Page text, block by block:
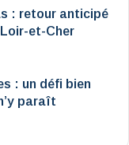
: retour anticipé
et-Cher
: un défi bien
paraît